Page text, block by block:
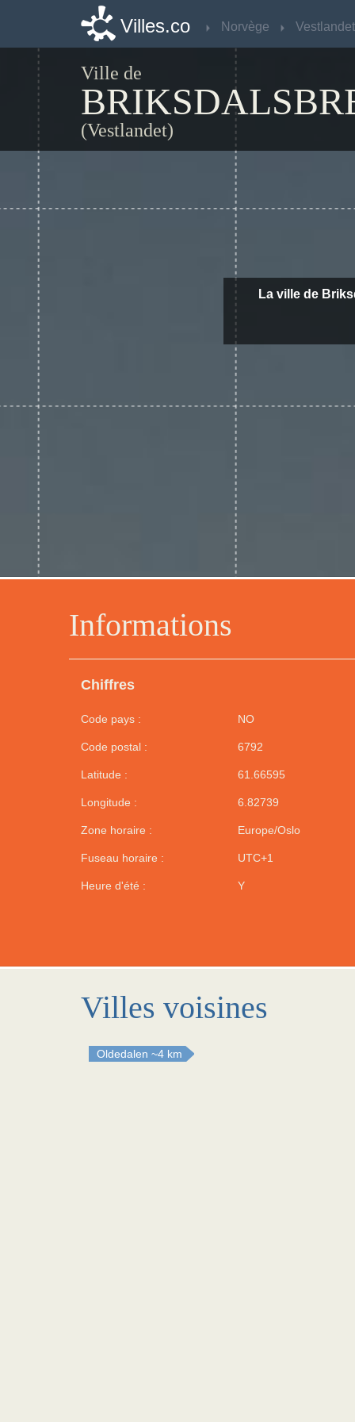
Villes.co Norvège Vestlandet
Ville de
(Vestlandet)
Informations
Chiffres
Code pays : NO
Code postal : 6792
Latitude : 61.66595
Longitude : 6.82739
Zone horaire : Europe/Oslo
Fuseau horaire : UTC+1
Heure d'été : Y
La ville de
Villes voisines
Oldedalen ~4 km
Villes.co Norvège Vestlandet